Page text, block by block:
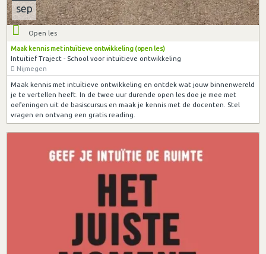
sep
Open les
Maak kennis met intuïtieve ontwikkeling (open les)
Intuïtief Traject - School voor intuïtieve ontwikkeling
Nijmegen
Maak kennis met intuïtieve ontwikkeling en ontdek wat jouw binnenwereld
je te vertellen heeft. In de twee uur durende open les doe je mee met
oefeningen uit de basiscursus en maak je kennis met de docenten. Stel
vragen en ontvang een gratis reading.